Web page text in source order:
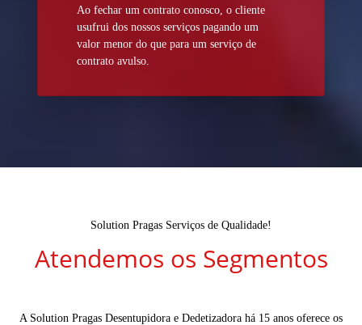
Ao fechar um contrato conosco, o cliente
usufrui dos nossos serviços pagando um
valor menor do que para um serviço de
contrato avulso.
Solution Pragas Serviços de Qualidade!
Atendemos os Segmentos
A Solution Pragas Desentupidora e Dedetizadora há 15 anos oferece os